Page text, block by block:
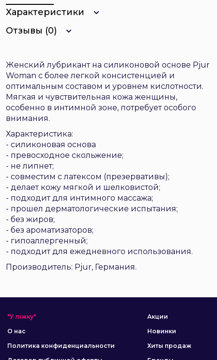
Характеристики
Отзывы (0)
Женский лубрикант на силиконовой основе Pjur
Woman с более легкой консистенцией и
оптимальным составом и уровнем кислотности.
Мягкая и чувствительная кожа женщины,
особенно в интимной зоне, потребует особого
внимания.
Характеристика:
- силиконовая основа
- превосходное скольжение;
- не липнет;
- совместим с латексом (презервативы);
- делает кожу мягкой и шелковистой;
- подходит для интимного массажа;
- прошел дерматологические испытания;
- без жиров;
- без ароматизаторов;
- гипоаллергенный;
- подходит для ежедневного использования.
Производитель: Pjur, Германия.
"У ліжку"
О нас
Политика конфиденциальности
Акции
Новинки
Хиты продаж